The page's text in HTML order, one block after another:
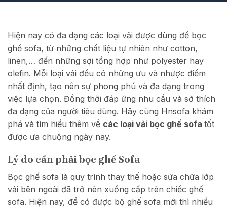
Hiện nay có đa dạng các loại vải được dùng để bọc
ghế sofa, từ những chất liệu tự nhiên như cotton,
linen,… đến những sợi tổng hợp như polyester hay
olefin. Mỗi loại vải đều có những ưu và nhược điểm
nhất định, tạo nên sự phong phú và đa dạng trong
việc lựa chọn. Đồng thời đáp ứng nhu cầu và sở thích
đa dạng của người tiêu dùng. Hãy cùng Hnsofa khám
phá và tìm hiểu thêm về các loại vải bọc ghế sofa tốt
được ưa chuộng ngày nay.
Lý do cần phải bọc ghế Sofa
Bọc ghế sofa là quy trình thay thế hoặc sửa chữa lớp
vải bên ngoài đã trở nên xuống cấp trên chiếc ghế
sofa. Hiện nay, để có được bộ ghế sofa mới thì nhiều